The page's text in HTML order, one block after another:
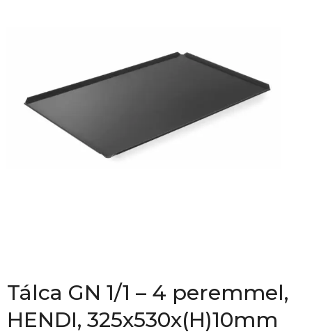
Tálca GN 1/1 – 4 peremmel,
HENDI, 325x530x(H)10mm